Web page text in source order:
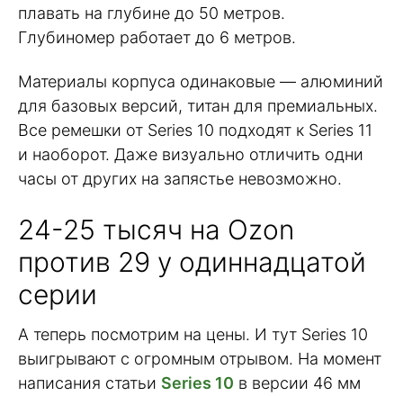
плавать на глубине до 50 метров.
Глубиномер работает до 6 метров.
Материалы корпуса одинаковые — алюминий
для базовых версий, титан для премиальных.
Все ремешки от Series 10 подходят к Series 11
и наоборот. Даже визуально отличить одни
часы от других на запястье невозможно.
24-25 тысяч на Ozon
против 29 у одиннадцатой
серии
А теперь посмотрим на цены. И тут Series 10
выигрывают с огромным отрывом. На момент
написания статьи Series 10 в версии 46 мм